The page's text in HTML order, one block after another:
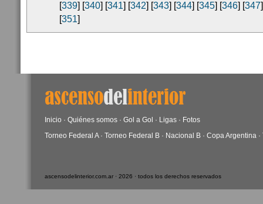
[339] [340] [341] [342] [343] [344] [345] [346] [347
[351]
Inicio · Quiénes somos · Gol a Gol · Ligas · Fotos
Torneo Federal A· Torneo Federal B · Nacional B · Copa Argentina ·
ascensodelinterior.com.ar · 2026 · todos los derechos reservados